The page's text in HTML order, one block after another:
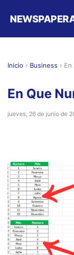
Inicio › Business ›
En Que
jueves, 26 de junio de